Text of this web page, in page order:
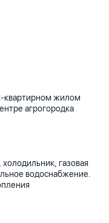
квартирном жилом
агрогородка
газовая
водоснабжение.